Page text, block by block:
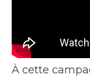
À cette